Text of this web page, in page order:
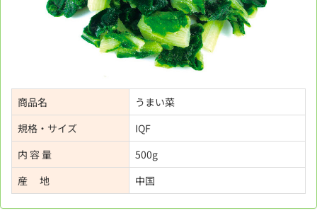
商品名
うまい菜
規格・サイズ
IQF
内 容 量
500g
産 地
中国